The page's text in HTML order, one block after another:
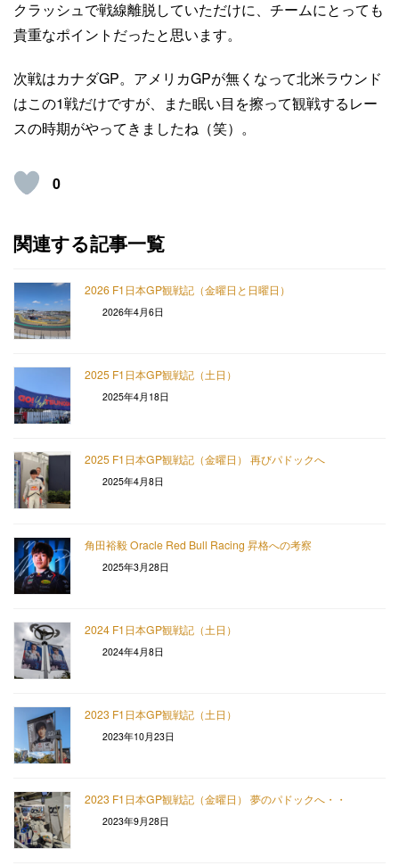
クラッシュで戦線離脱していただけに、チームにとっても
貴重なポイントだったと思います。
次戦はカナダGP。アメリカGPが無くなって北米ラウンド
はこの1戦だけですが、また眠い目を擦って観戦するレー
スの時期がやってきましたね（笑）。
0
関連する記事一覧
2026 F1日本GP観戦記（金曜日と日曜日）
2026年4月6日
2025 F1日本GP観戦記（土日）
2025年4月18日
2025 F1日本GP観戦記（金曜日） 再びパドックへ
2025年4月8日
角田裕毅 Oracle Red Bull Racing 昇格への考察
2025年3月28日
2024 F1日本GP観戦記（土日）
2024年4月8日
2023 F1日本GP観戦記（土日）
2023年10月23日
2023 F1日本GP観戦記（金曜日） 夢のパドックへ・・
2023年9月28日